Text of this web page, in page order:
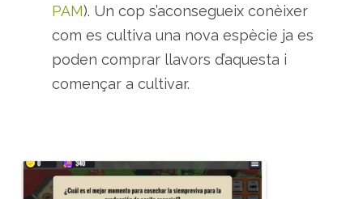
PAM). Un cop s’aconsegueix conèixer
com es cultiva una nova espècie ja es
poden comprar llavors d’aquesta i
començar a cultivar.